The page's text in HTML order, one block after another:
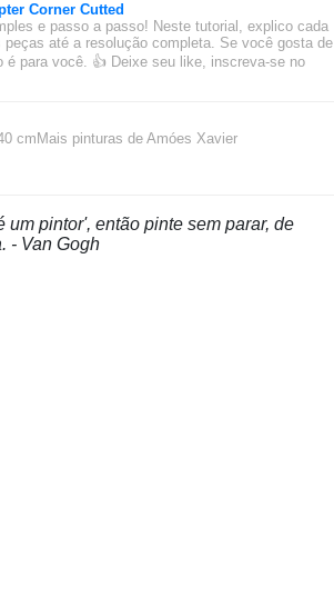
Corner Cutted
e passo a passo! Neste tutorial, explico cada
até a resolução completa. Se você gosta de
para você. 👍 Deixe seu like, inscreva-se no
cmMais pinturas de Amóes Xavier
pintor', então pinte sem parar, de
- Van Gogh